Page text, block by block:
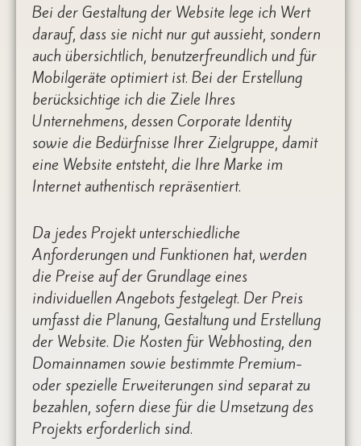
Bei der Gestaltung der Website lege ich Wert
darauf, dass sie nicht nur gut aussieht, sondern
auch übersichtlich, benutzerfreundlich und für
Mobilgeräte optimiert ist. Bei der Erstellung
berücksichtige ich die Ziele Ihres
Unternehmens, dessen Corporate Identity
sowie die Bedürfnisse Ihrer Zielgruppe, damit
eine Website entsteht, die Ihre Marke im
Internet authentisch repräsentiert.
Da jedes Projekt unterschiedliche
Anforderungen und Funktionen hat, werden
die Preise auf der Grundlage eines
individuellen Angebots festgelegt. Der Preis
umfasst die Planung, Gestaltung und Erstellung
der Website. Die Kosten für Webhosting, den
Domainnamen sowie bestimmte Premium-
oder spezielle Erweiterungen sind separat zu
bezahlen, sofern diese für die Umsetzung des
Projekts erforderlich sind.